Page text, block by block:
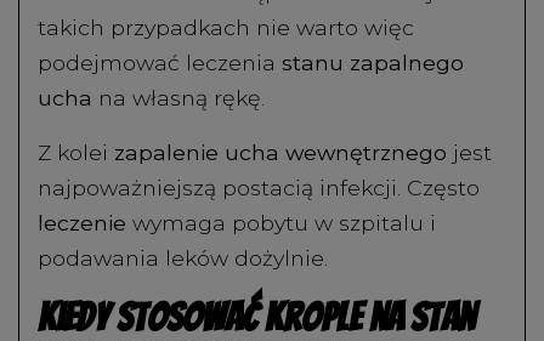
takich przypadkach nie warto więc
podejmować leczenia stanu zapalnego
ucha na własną rękę.
Z kolei zapalenie ucha wewnętrznego jest
najpoważniejszą postacią infekcji. Często
leczenie wymaga pobytu w szpitalu i
podawania leków dożylnie.
Kiedy stosować krople na stan